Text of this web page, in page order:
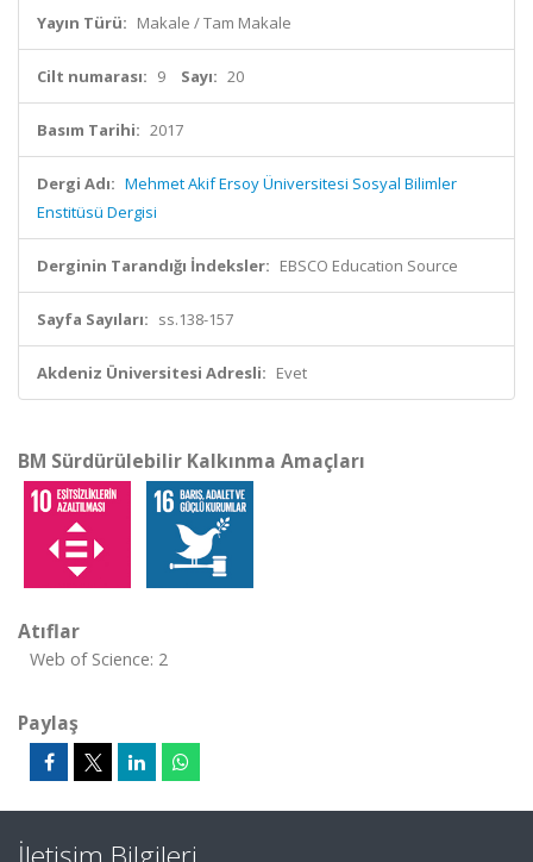
Yayın Türü: Makale / Tam Makale
Cilt numarası: 9 Sayı: 20
Basım Tarihi: 2017
Dergi Adı: Mehmet Akif Ersoy Üniversitesi Sosyal Bilimler
Enstitüsü Dergisi
Derginin Tarandığı İndeksler: EBSCO Education Source
Sayfa Sayıları: ss.138-157
Akdeniz Üniversitesi Adresli: Evet
BM Sürdürülebilir Kalkınma Amaçları
Atıflar
Web of Science: 2
Paylaş